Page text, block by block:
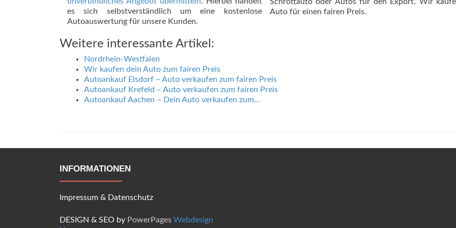
es sich selbstverständlich um eine kostenlose
Autoauswertung für unsere Kunden.
Auto für einen fairen Preis.
Weitere interessante Artikel:
Nordrhein-Westfalen
Wir kaufen dein Auto zum fairen Preis
Autoankauf Elsdorf – Auto verkaufen zum fairen Preis
Autoankauf Krefeld – Auto verkaufen zum fairen Preis
Autoankauf Aachen – Dein Auto verkaufen zum…
INFORMATIONEN
Impressum & Datenschutz
DESIGN & SEO by PowerPages Webdesign